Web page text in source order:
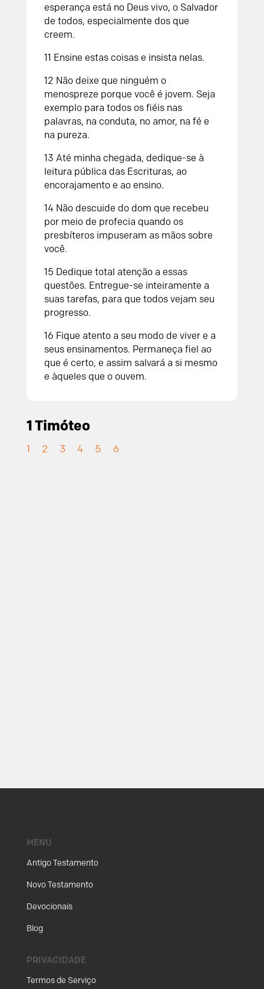
esperança está no Deus vivo, o Salvador
de todos, especialmente dos que
creem.
11 Ensine estas coisas e insista nelas.
12 Não deixe que ninguém o
menospreze porque você é jovem. Seja
exemplo para todos os fiéis nas
palavras, na conduta, no amor, na fé e
na pureza.
13 Até minha chegada, dedique-se à
leitura pública das Escrituras, ao
encorajamento e ao ensino.
14 Não descuide do dom que recebeu
por meio de profecia quando os
presbíteros impuseram as mãos sobre
você.
15 Dedique total atenção a essas
questões. Entregue-se inteiramente a
suas tarefas, para que todos vejam seu
progresso.
16 Fique atento a seu modo de viver e a
seus ensinamentos. Permaneça fiel ao
que é certo, e assim salvará a si mesmo
e àqueles que o ouvem.
1 Timóteo
1 2 3 4 5 6
MENU
Antigo Testamento
Novo Testamento
Devocionais
Blog
PRIVACIDADE
Termos de Serviço